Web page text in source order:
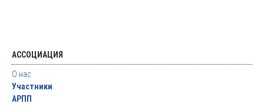
АССОЦИАЦИЯ
О нас
Участники
АРПП